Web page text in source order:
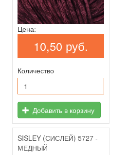
Цена:
10,50 руб.
Количество
Добавить в корзину
SISLEY (СИСЛЕЙ) 5727 -
МЕДНЫЙ